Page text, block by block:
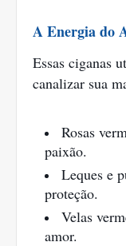
A Energia do
Essas ciganas
canalizar sua
Rosas
paixão.
Leques e
proteção.
Velas
amor.